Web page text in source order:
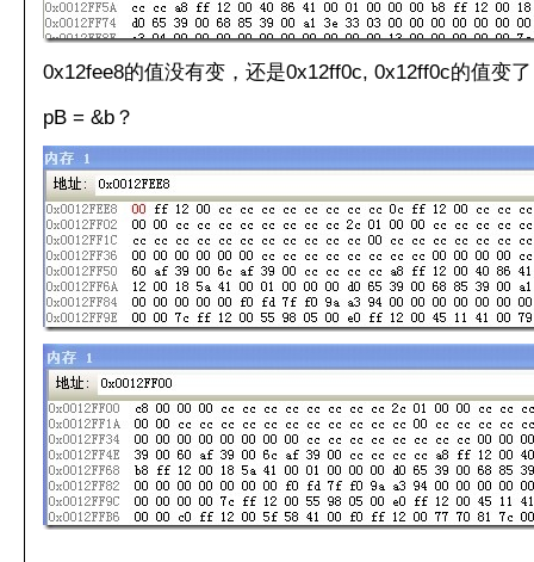
0x12fee8的值没有变，还是0x12ff0c, 0x12ff0c的值变
pB = &b？